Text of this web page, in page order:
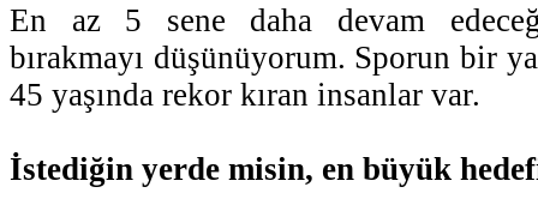
En az 5 sene daha devam
bırakmayı düşünüyorum. Sporun bir
45 yaşında rekor kıran insanlar var.
İstediğin yerde misin, en büyük